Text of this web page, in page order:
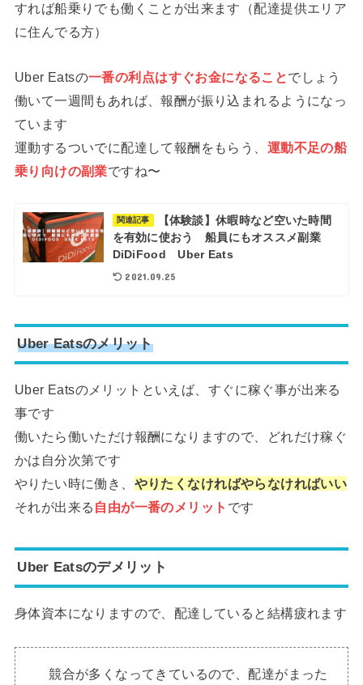
すれば船乗りでも働くことが出来ます（配達提供エリア
に住んでる方）
Uber Eatsの一番の利点はすぐお金になることでしょう
働いて一週間もあれば、報酬が振り込まれるようになっ
ています
運動するついでに配達して報酬をもらう、 運動不足の船
乗り向けの副業ですね〜
関連記事
【体験談】休暇時など空いた時間
を有効に使おう 船員にもオススメ副業
DiDiFood Uber Eats
2021.09.25
Uber Eatsのメリット
Uber Eatsのメリットといえば、すぐに稼ぐ事が出来る
事です
働いたら働いただけ報酬になりますので、どれだけ稼ぐ
かは自分次第です
やりたい時に働き、 やりたくなければやらなければいい
それが出来る 自由が一番のメリット です
Uber Eatsのデメリット
身体資本になりますので、配達していると結構疲れます
競合が多くなってきているので、配達がまった